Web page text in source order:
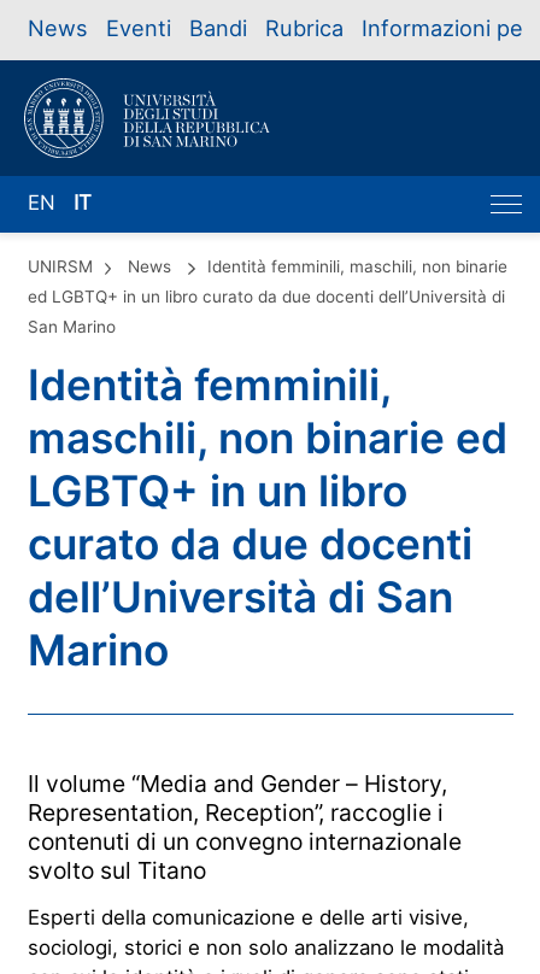
News Eventi Bandi Rubrica Informazioni per
EN IT
UNIRSM News
Identità femminili, maschili, non binarie
ed LGBTQ+ in un libro curato da due docenti dell’Università di
San Marino
Identità femminili,
maschili, non binarie ed
LGBTQ+ in un libro
curato da due docenti
dell’Università di San
Marino
Il volume “Media and Gender – History,
Representation, Reception”, raccoglie i
contenuti di un convegno internazionale
svolto sul Titano
Esperti della comunicazione e delle arti visive,
sociologi, storici e non solo analizzano le modalità